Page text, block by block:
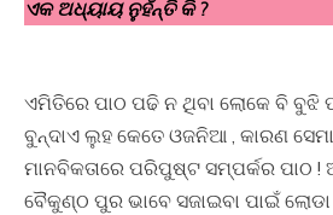
ଏକ ଅଧ୍ୟାୟ ନୁହଁନ୍ତି କି ?
ଏମିତିରେ ପାଠ ପଢି ନ ଥିବା ଲୋକେ ବି ବୁଝି
ବୁନ୍ଦାଏ ଲୁହ କେତେ ଓଜନିଆ , କାରଣ
ମାନବିକତାରେ ପରିପୁଷ୍ଟ ସମ୍ପର୍କର ପାଠ
ବୈକୁଣ୍ଠ ପୁର ଭାବେ ସଜାଇବା ପାଇଁ